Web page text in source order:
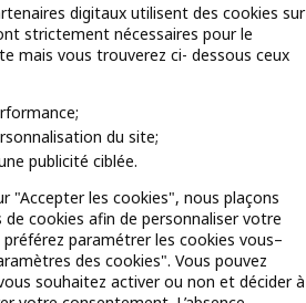
Pro, notre
avantages,
exclusives.
digitaux utilisent des cookies sur
strictement nécessaires pour le
mais vous trouverez ci- dessous ceux
du site;
publicité ciblée.
"Accepter les cookies", nous plaçons
cookies afin de personnaliser votre
préférez paramétrer les cookies vous–
des cookies". Vous pouvez
souhaitez activer ou non et décider à